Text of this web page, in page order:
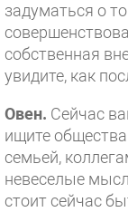
задуматься о
собственная
увидите, как
Овен. Сейчас
ищите
семьей,
невеселые
стоит сейчас